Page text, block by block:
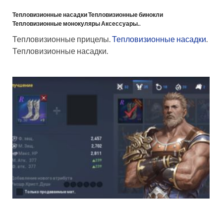
Тепловизионные насадки Тепловизионные бинокли
Тепловизионные монокуляры Аксессуары..
Тепловизионные прицелы.Тепловизионные насадки.
Тепловизионные насадки.